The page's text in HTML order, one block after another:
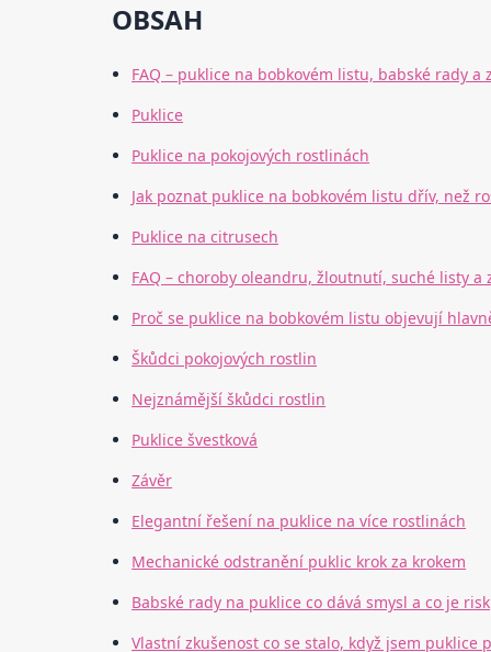
OBSAH
FAQ – puklice na bobkovém listu, babské rady a
Puklice
Puklice na pokojových rostlinách
Jak poznat puklice na bobkovém listu dřív, než
Puklice na citrusech
FAQ – choroby oleandru, žloutnutí, suché listy a
Proč se puklice na bobkovém listu objevují
Škůdci pokojových rostlin
Nejznámější škůdci rostlin
Puklice švestková
Závěr
Elegantní řešení na puklice na více rostlinách
Mechanické odstranění puklic krok za krokem
Babské rady na puklice co dává smysl a co je risk
Vlastní zkušenost co se stalo, když jsem puklice